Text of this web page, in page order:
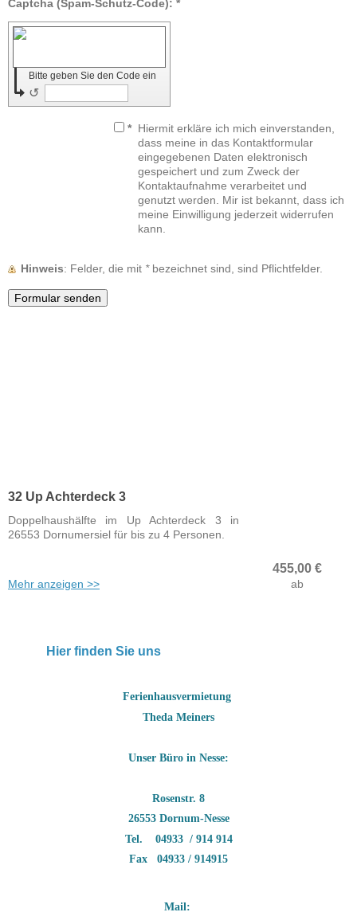
Captcha (Spam-Schutz-Code): *
Bitte geben Sie den Code ein
↺
* Hiermit erkläre ich mich einverstanden,
dass meine in das Kontaktformular
eingegebenen Daten elektronisch
gespeichert und zum Zweck der
Kontaktaufnahme verarbeitet und
genutzt werden. Mir ist bekannt, dass ich
meine Einwilligung jederzeit widerrufen
kann.
Hinweis : Felder, die mit *bezeichnet sind, sind Pflichtfelder.
455,00 €
ab
32 Up Achterdeck 3
Doppelhaushälfte im Up Achterdeck 3 in
26553 Dornumersiel für bis zu 4 Personen.
Mehr anzeigen >>
Hier finden Sie uns
Ferienhausvermietung
Theda Meiners
Unser Büro in Nesse:
Rosenstr. 8
26553 Dornum-Nesse
Tel. 04933 / 914 914
Fax 04933 / 914915
Mail: